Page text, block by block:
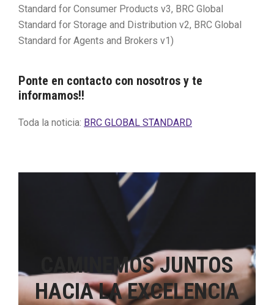
Standard for Consumer Products v3, BRC Global
Standard for Storage and Distribution v2, BRC Global
Standard for Agents and Brokers v1)
Ponte en contacto con nosotros y te
informamos!!
Toda la noticia: BRC GLOBAL STANDARD
CAMINEMOS JUNTOS
HACIA LA EXCELENCIA